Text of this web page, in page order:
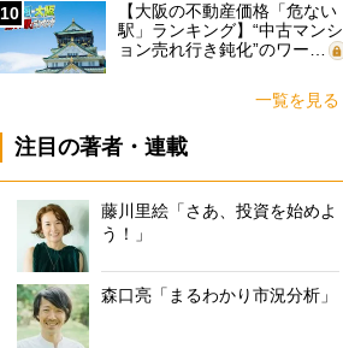
10
【大阪の不動産価格「危ない
駅」ランキング】“中古マンシ
ョン売れ行き鈍化”のワー…
一覧を見る
注目の著者・連載
藤川里絵「さあ、投資を始めよ
う！」
森口亮「まるわかり市況分析」